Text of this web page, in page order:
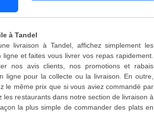
à Tandel
livraison à Tandel, affichez simplement les
et faites vous livrer vos repas rapidement.
nos avis clients, nos promotions et rabais
ligne pour la collecte ou la livraison. En outre,
le même prix que si vous aviez commandé par
les restaurants dans notre section de livraison à
la plus simple de commander des plats en